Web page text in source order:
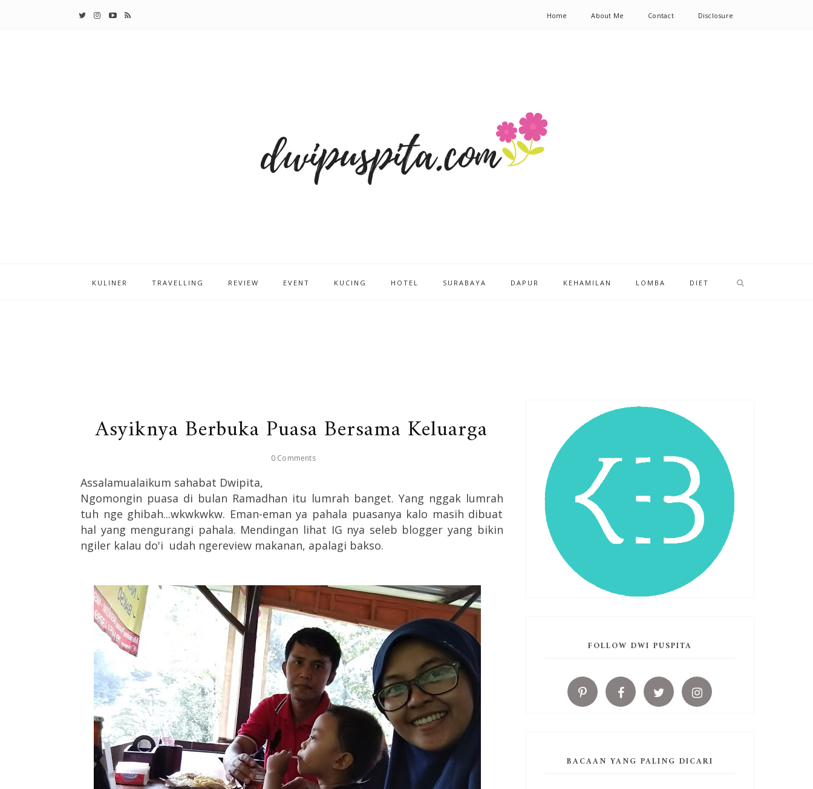
Home About Me Contact Disclosure
KULINER TRAVELLING REVIEW EVENT KUCING HOTEL SURABAYA DAPUR KEHAMILAN LOMBA DIET
Asyiknya Berbuka Puasa Bersama Keluarga
0 Comments
Assalamualaikum sahabat Dwipita,
Ngomongin puasa di bulan Ramadhan itu lumrah banget. Yang nggak lumrah
tuh nge ghibah...wkwkwkw. Eman-eman ya pahala puasanya kalo masih dibuat
hal yang mengurangi pahala. Mendingan lihat IG nya seleb blogger yang bikin
ngiler kalau do'i udah ngereview makanan, apalagi bakso.
FOLLOW DWI PUSPITA
BACAAN YANG PALING DICARI